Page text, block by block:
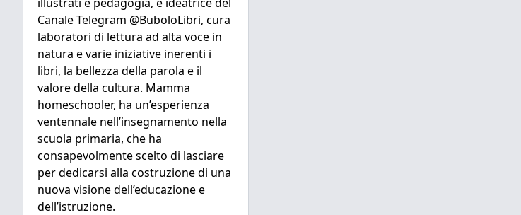
Canale Telegram @BuboloLibri, cura
laboratori di lettura ad alta voce in
natura e varie iniziative inerenti i
libri, la bellezza della parola e il
valore della cultura. Mamma
homeschooler, ha un’esperienza
ventennale nell’insegnamento nella
scuola primaria, che ha
consapevolmente scelto di lasciare
per dedicarsi alla costruzione di una
nuova visione dell’educazione e
dell’istruzione.